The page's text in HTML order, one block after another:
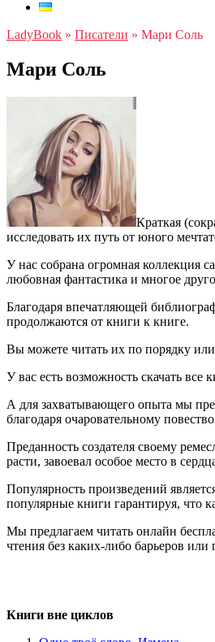
LadyBook » Писатели » Мари Соль
Мари Соль
Краткая
исследовать их путь от юного
У нас собрана огромная коллекция
любовная фантастика и многое
Благодаря впечатляющей
продолжаются от книги к книге.
Вы можете читать их по порядку
У вас есть возможность скачать все
А для захватывающего опыта мы
благодаря очаровательному
Преданность создателя своему
расти, завоевал особое место в
Популярность произведений
популярные книги гарантируя, что
Мы предлагаем читать онлайн
чтения без каких-либо барьеров или
Книги вне циклов